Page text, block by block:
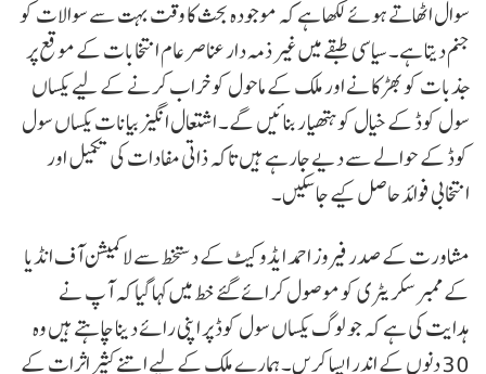
سوال اٹھاتے ہوئے لکھا ہے کہ موجودہ بحث کا وقت بہت سے سوالات کو
جنم دیتا ہے۔ سیاسی طبقے میں غیر ذمہ دار عناصر عام انتخابات کے موقع پر
جذبات کو بھڑکانے اور ملک کے ماحول کو خراب کرنے کے لیے یکساں
سول کوڈ کے خیال کو ہتھیار بنائیں گے۔ اشتعال انگیز بیانات یکساں سول
کوڈ کے حوالے سے دیے جارہے ہیں تاکہ ذاتی مفادات کی تکمیل اور
انتخابی فوائد حاصل کیے جاسکیں۔
مشاورت کے صدر فیروز احمد ایڈوکیٹ کے دستخط سے لاکمیشن آف انڈیا
کے ممبر سکریٹری کو موصول کرائے گئے خط میں کہا گیا کہ آپ نے
ہدایت کی ہے کہ جو لوگ یکساں سول کوڈ پر اپنی رائے دینا چاہتے ہیں وہ
30 دنوں کے اندر ایسا کریں۔ ہمارے ملک کے لیے اتنے کثیر اثرات کے